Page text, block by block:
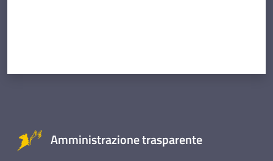
Amministrazione trasparente